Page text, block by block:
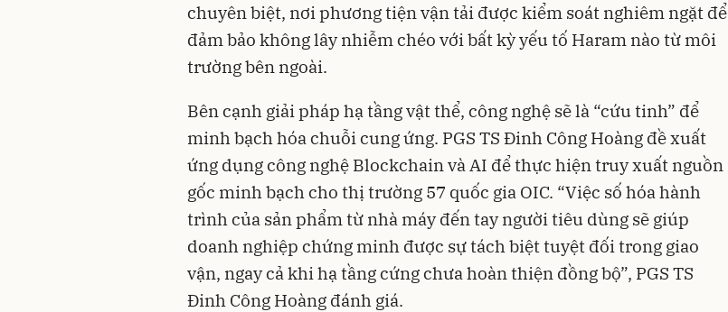
chuyên biệt, nơi phương tiện vận tải được kiểm soát nghiêm ngặt để
đảm bảo không lây nhiễm chéo với bất kỳ yếu tố Haram nào từ môi
trường bên ngoài.
Bên cạnh giải pháp hạ tầng vật thể, công nghệ sẽ là “cứu tinh” để
minh bạch hóa chuỗi cung ứng. PGS TS Đinh Công Hoàng đề xuất
ứng dụng công nghệ Blockchain và AI để thực hiện truy xuất nguồn
gốc minh bạch cho thị trường 57 quốc gia OIC. “Việc số hóa hành
trình của sản phẩm từ nhà máy đến tay người tiêu dùng sẽ giúp
doanh nghiệp chứng minh được sự tách biệt tuyệt đối trong giao
vận, ngay cả khi hạ tầng cứng chưa hoàn thiện đồng bộ”, PGS TS
Đinh Công Hoàng đánh giá.